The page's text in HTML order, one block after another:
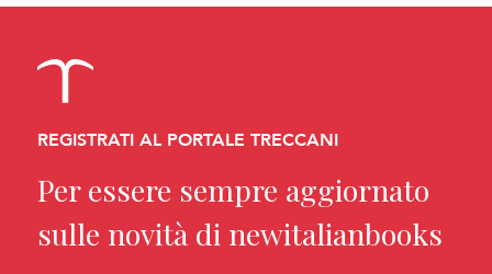
REGISTRATI AL PORTALE TRECCANI
Per essere sempre aggiornato
sulle novità di newitalianbooks